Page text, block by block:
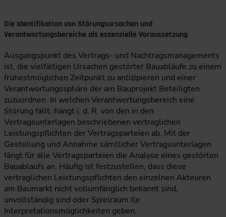
Die Identifikation von Störungsursachen und
Verantwortungsbereiche als essenzielle Voraussetzung
Ausgangspunkt des Vertrags- und Nachtragsmanagements
ist, die vielfältigen Ursachen gestörter Bauabläufe zu einem
frühestmöglichen Zeitpunkt zu antizipieren und einer
Verantwortungssphäre der am Bauprojekt Beteiligten
zuzuordnen. In welchen Verantwortungsbereich eine
Störung fällt, hängt i. d. R. von den in den
Vertragsunterlagen beschriebenen vertraglichen
Leistungspflichten der Vertragsparteien ab. Mit der
Gestellung und Annahme sämtlicher Vertragsunterlagen
fängt für alle Vertragsparteien die Analyse eines gestörten
Bauablaufs an. Häufig ist festzustellen, dass diese
vertraglichen Leistungspflichten den einzelnen Akteuren
am Baumarkt nicht vollumfänglich bekannt sind,
unvollständig sind oder Spielraum für
Interpretationsmöglichkeiten geben.